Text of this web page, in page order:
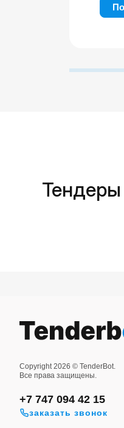
Тендеры
Почему
Copyright 2026 © TenderBot.
Все права защищены.
+7 747 094 42 15
заказать звонок